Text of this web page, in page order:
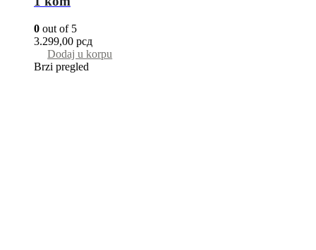
0 out of 5
3.299,00 рсд
Dodaj u korpu
Brzi pregled